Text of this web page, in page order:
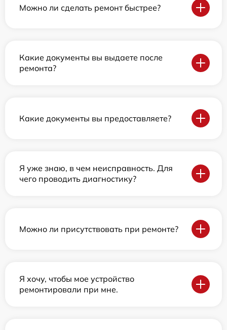
Можно ли сделать ремонт быстрее?
Какие документы вы выдаете после
ремонта?
Какие документы вы предоставляете?
Я уже знаю, в чем неисправность. Для
чего проводить диагностику?
Можно ли присутствовать при ремонте?
Я хочу, чтобы мое устройство
ремонтировали при мне.